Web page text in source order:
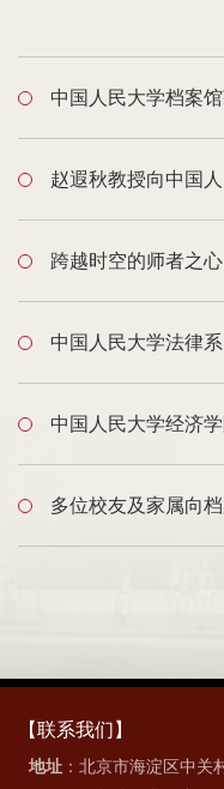
中国人民大学档案
赵遐秋教授向中国
跨越时空的师者之
中国人民大学法律
中国人民大学经济
多位校友及家属向
【联系我们】
地址 ：北京市海淀区中关